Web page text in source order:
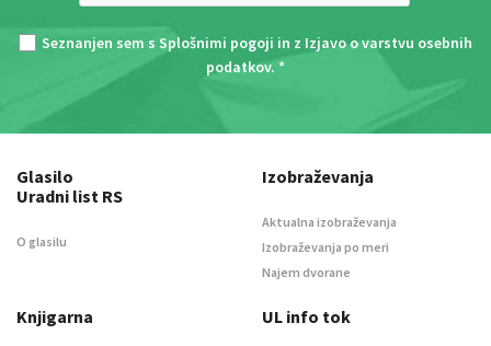
Seznanjen sem s Splošnimi pogoji in z Izjavo o varstvu osebnih
podatkov. *
Glasilo
Uradni list RS
O glasilu
Izobraževanja
Aktualna izobraževanja
Izobraževanja po meri
Najem dvorane
Knjigarna UL info tok